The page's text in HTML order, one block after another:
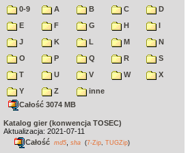
0-9 A B C
D
E
F G H
I
J
K L M
N
O
P Q R
S
T
U V W
X
Y
Z
inne
Całość 3074 MB
Katalog gier (konwencja TOSEC)
Aktualizacja: 2021-07-11
Całość md5 sha (7-Zip TUGZip)